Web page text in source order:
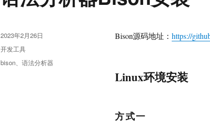
Bison源码地址：https://
Linux环境安装
方式一
发
布
于
2023年2月26日
分
类
开发工具
标
bison、 语法分析器